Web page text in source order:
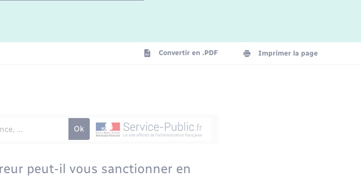
Convertir en .PDF Imprimer la page
peut-il vous sanctionner en